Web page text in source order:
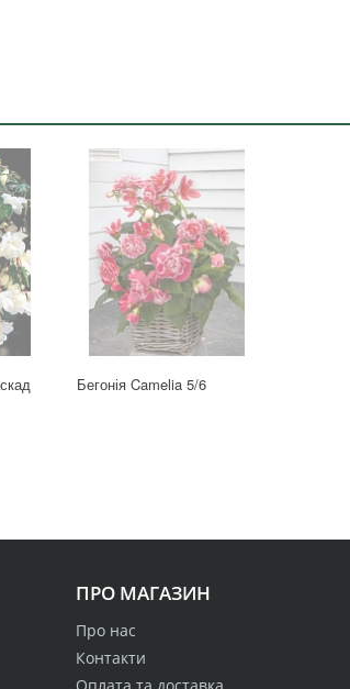
Бегонія Camelia 5/6
ПРО МАГАЗИН
Про нас
Контакти